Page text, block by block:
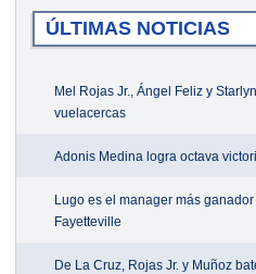
ÚLTIMAS NOTICIAS
Mel Rojas Jr., Ángel Feliz y
vuelacercas
Adonis Medina logra octava
Lugo es el manager más
Fayetteville
De La Cruz, Rojas Jr. y Muñoz